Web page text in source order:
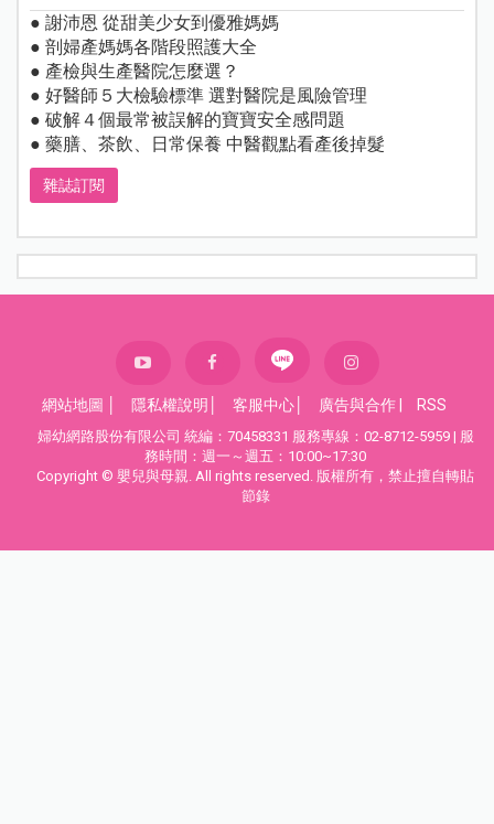
● 謝沛恩 從甜美少女到優雅媽媽
● 剖婦產媽媽各階段照護大全
● 產檢與生產醫院怎麼選？
● 好醫師５大檢驗標準 選對醫院是風險管理
● 破解４個最常被誤解的寶寶安全感問題
● 藥膳、茶飲、日常保養 中醫觀點看產後掉髮
雜誌訂閱
網站地圖 隱私權說明 客服中心 廣告與合作| RSS
婦幼網路股份有限公司 統編：70458331 服務專線：02-8712-5959 | 服
務時間：週一～週五：10:00~17:30
Copyright © 嬰兒與母親. All rights reserved. 版權所有，禁止擅自轉貼
節錄